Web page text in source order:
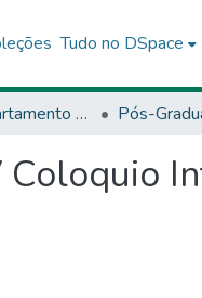
Tudo no DSpace
Campus I - Departamento de Educação (DEDC) - Salvador Pós-